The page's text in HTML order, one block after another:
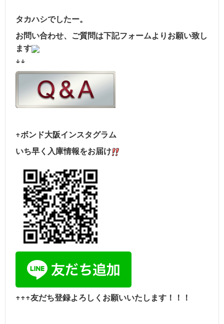
タカハシでしたー。
お問い合わせ、ご質問は下記フォームよりお願い致し
ます
↓↓
↑ボンド大阪インスタグラム
いち早く入庫情報をお届け
↑↑↑友だち登録よろしくお願いいたします！！！